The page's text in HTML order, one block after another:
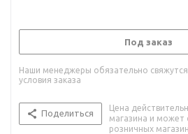
Под заказ
Наши менеджеры обязательно
условия заказа
Поделиться
Цена
магазина и может
розничных